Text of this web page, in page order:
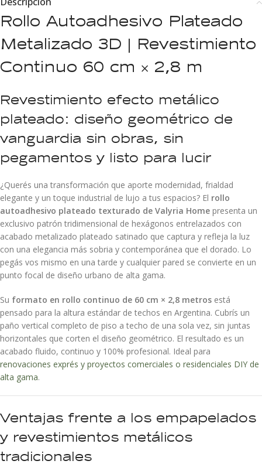
Rollo Autoadhesivo Plateado
Metalizado 3D | Revestimiento
Continuo 60 cm × 2,8 m
Revestimiento efecto metálico
plateado: diseño geométrico de
vanguardia sin obras, sin
pegamentos y listo para lucir
¿Querés una transformación que aporte modernidad, frialdad
elegante y un toque industrial de lujo a tus espacios? El rollo
autoadhesivo plateado texturado de Valyria Home presenta un
exclusivo patrón tridimensional de hexágonos entrelazados con
acabado metalizado plateado satinado que captura y refleja la luz
con una elegancia más sobria y contemporánea que el dorado. Lo
pegás vos mismo en una tarde y cualquier pared se convierte en un
punto focal de diseño urbano de alta gama.
Su formato en rollo continuo de 60 cm × 2,8 metros está
pensado para la altura estándar de techos en Argentina. Cubrís un
paño vertical completo de piso a techo de una sola vez, sin juntas
horizontales que corten el diseño geométrico. El resultado es un
acabado fluido, continuo y 100% profesional. Ideal para
renovaciones exprés y proyectos comerciales o residenciales DIY de
alta gama.
Ventajas frente a los empapelados
y revestimientos metálicos
tradicionales